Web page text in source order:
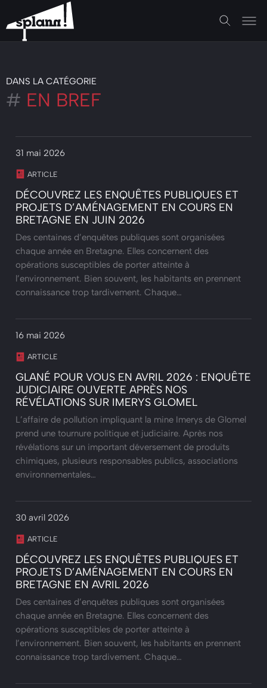
DANS LA CATÉGORIE
# EN BREF
31 mai 2026
ARTICLE
DÉCOUVREZ LES ENQUÊTES PUBLIQUES ET
PROJETS D’AMÉNAGEMENT EN COURS EN
BRETAGNE EN JUIN 2026
Des centaines d’enquêtes publiques sont organisées
chaque année en Bretagne. Elles concernent des
opérations susceptibles de porter atteinte à
l’environnement. Bien souvent, les habitants en prennent
connaissance trop tardivement. Chaque…
16 mai 2026
ARTICLE
GLANÉ POUR VOUS EN AVRIL 2026 : ENQUÊTE
JUDICIAIRE OUVERTE APRÈS NOS
RÉVÉLATIONS SUR IMERYS GLOMEL
L’affaire de pollution impliquant la mine Imerys de Glomel
prend une tournure politique et judiciaire. Après nos
révélations sur un important déversement de produits
chimiques, plusieurs responsables publics, associations
environnementales…
30 avril 2026
ARTICLE
DÉCOUVREZ LES ENQUÊTES PUBLIQUES ET
PROJETS D’AMÉNAGEMENT EN COURS EN
BRETAGNE EN AVRIL 2026
Des centaines d’enquêtes publiques sont organisées
chaque année en Bretagne. Elles concernent des
opérations susceptibles de porter atteinte à
l’environnement. Bien souvent, les habitants en prennent
connaissance trop tardivement. Chaque…